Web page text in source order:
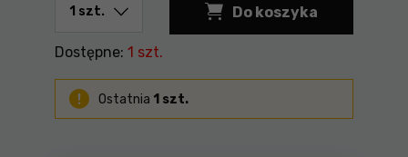
Do koszyka
Nitownica 8" Sata
Dostępne: 1 szt.
Ostatnia 1 szt.